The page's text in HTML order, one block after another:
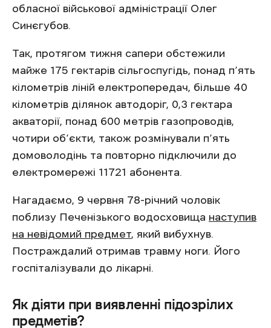
обласної військової адміністрації Олег
Синєгубов.
Так, протягом тижня сапери обстежили
майже 175 гектарів сільгоспугідь, понад п’ять
кілометрів ліній електропередач, більше 40
кілометрів ділянок автодоріг, 0,3 гектара
акваторії, понад 600 метрів газопроводів,
чотири об’єкти, також розмінували п’ять
домоволодінь та повторно підключили до
електромережі 11721 абонента.
Нагадаємо, 9 червня 78-річний чоловік
поблизу Печенізького водосховища наступив
на невідомий предмет, який вибухнув.
Постраждалий отримав травму ноги. Його
госпіталізували до лікарні.
Як діяти при виявленні підозрілих
предметів?